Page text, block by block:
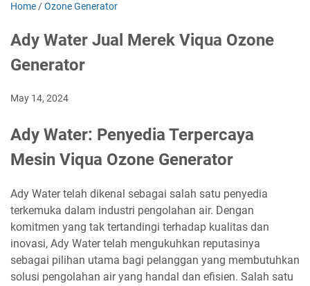
Home /Ozone Generator
Ady Water Jual Merek Viqua Ozone
Generator
May 14, 2024
Ady Water: Penyedia Terpercaya
Mesin Viqua Ozone Generator
Ady Water telah dikenal sebagai salah satu penyedia
terkemuka dalam industri pengolahan air. Dengan
komitmen yang tak tertandingi terhadap kualitas dan
inovasi, Ady Water telah mengukuhkan reputasinya
sebagai pilihan utama bagi pelanggan yang membutuhkan
solusi pengolahan air yang handal dan efisien. Salah satu